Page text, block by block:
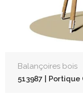
Balançoires bois
513987 |